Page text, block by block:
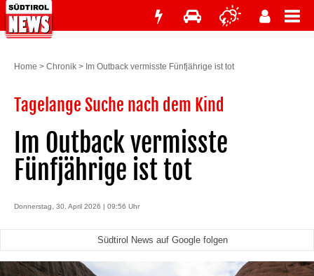
Home > Chronik > Im Outback vermisste Fünfjährige ist tot
Tagelange Suche nach dem Kind
Im Outback vermisste
Fünfjährige ist tot
Donnerstag, 30. April 2026 | 09:56 Uhr
Südtirol News auf Google folgen